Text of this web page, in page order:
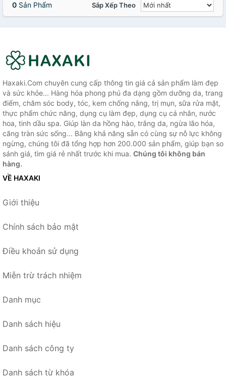
0 Sản Phẩm Sắp Xếp Theo
Haxaki.Com chuyên cung cấp thông tin giá cả sản phẩm làm đẹp
và sức khỏe... Hàng hóa phong phú đa dạng gồm dưỡng da, trang
điểm, chăm sóc body, tóc, kem chống nắng, trị mụn, sữa rửa mặt,
thực phẩm chức năng, dụng cụ làm đẹp, dụng cụ cá nhân, nước
hoa, tinh dầu spa. Giúp làn da hồng hào, trắng da, ngừa lão hóa,
căng tràn sức sống... Bằng khả năng sẵn có cùng sự nỗ lực không
ngừng, chúng tôi đã tổng hợp hơn 200.000 sản phẩm, giúp bạn so
sánh giá, tìm giá rẻ nhất trước khi mua. Chúng tôi không bán
hàng.
VỀ HAXAKI
Giới thiệu
Chính sách bảo mật
Điều khoản sử dụng
Miễn trừ trách nhiệm
Danh mục
Danh sách hiệu
Danh sách công ty
Danh sách từ khóa